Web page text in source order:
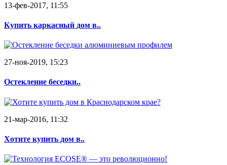
13-фев-2017, 11:55
Купить каркасный дом в..
27-ноя-2019, 15:23
Остекление беседки..
21-мар-2016, 11:32
Хотите купить дом в..